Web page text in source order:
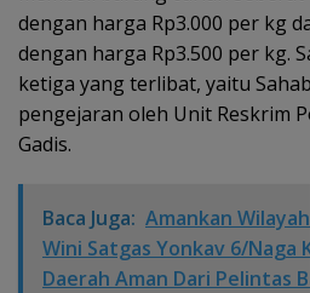
dengan harga Rp3.000 per kg
dengan harga Rp3.500 per kg.
ketiga yang terlibat, yaitu
pengejaran oleh Unit Reskrim
Gadis.
Baca Juga: Amankan
Wini Satgas Yonkav 6/Naga
Daerah Aman Dari Pelintas